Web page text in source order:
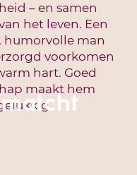
– en samen
het leven. Een
humorvolle man
voorkomen
hart. Goed
maakt hem